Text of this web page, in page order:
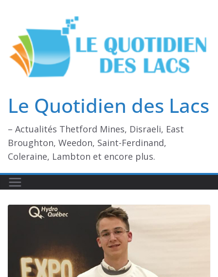
contenu
Le Quotidien des Lacs
– Actualités Thetford Mines, Disraeli, East
Broughton, Weedon, Saint-Ferdinand,
Coleraine, Lambton et encore plus.